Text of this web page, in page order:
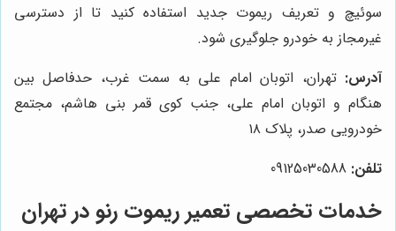
سوئیچ و تعریف ریموت جدید استفاده کنید تا از دسترسی
غیرمجاز به خودرو جلوگیری شود.
آدرس: تهران، اتوبان امام علی به سمت غرب، حدفاصل بین
هنگام و اتوبان امام علی، جنب کوی قمر بنی هاشم، مجتمع
خودرویی صدر، پلاک ۱۸
تلفن:
خدمات تخصصی تعمیر ریموت رنو در تهران